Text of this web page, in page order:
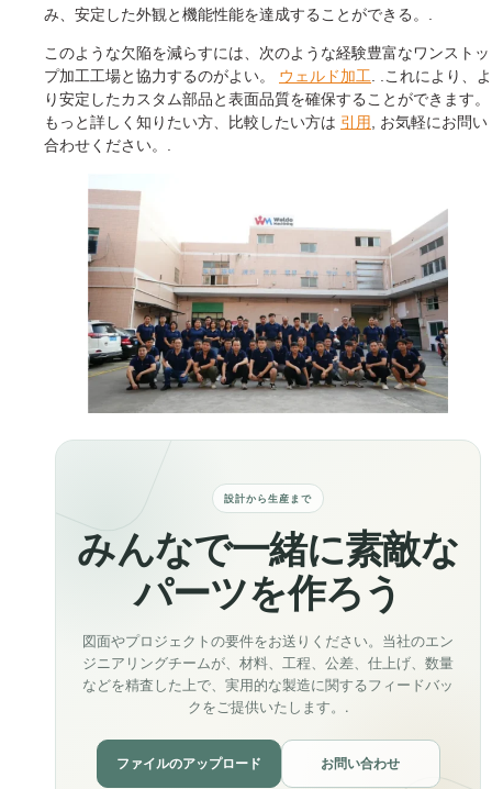
み、安定した外観と機能性能を達成することができる。.
このような欠陥を減らすには、次のような経験豊富なワンストッ
プ加工工場と協力するのがよい。 ウェルド加工 . .これにより、よ
り安定したカスタム部品と表面品質を確保することができます。
もっと詳しく知りたい方、比較したい方は 引用
, お気軽にお問い
合わせください。.
設計から生産まで
みんなで一緒に素敵な
パーツを作ろう
図面やプロジェクトの要件をお送りください。当社のエン
ジニアリングチームが、材料、工程、公差、仕上げ、数量
などを精査した上で、実用的な製造に関するフィードバッ
クをご提供いたします。.
ファイルのアップロード お問い合わせ